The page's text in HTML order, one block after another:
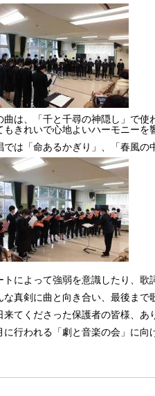
曲は、「千と千尋の神隠し」で使
もきれいで心地よいハーモニーを
では「命あるかぎり」、「春風の
トによって強弱を意識したり、歌
な真剣に曲と向き合い、最後まで
来てくださった保護者の皆様、あ
に行われる「劇と音楽の会」に向